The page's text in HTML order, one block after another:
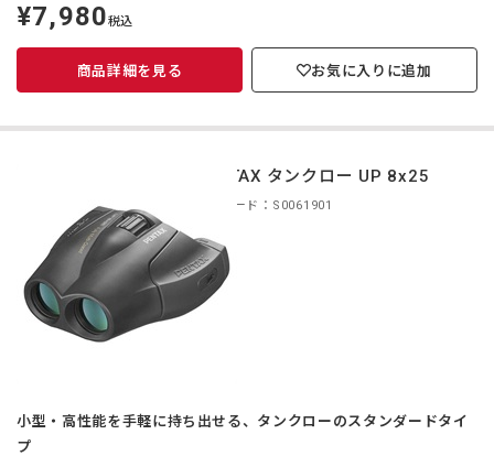
定
価
¥7,980税込
商品詳細を見る お気に入りに追加
PENTAX タンクロー UP 8x25
商品コード：S0061901
小型・高性能を手軽に持ち出せる、タンクローのスタンダードタイ
プ